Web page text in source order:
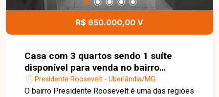
playground, horta, quadra de beach tennis e
portaria 24 horas, proporcionando segurança e
qualidade de vida para toda a família. Entre em
visita para conhecer este excelente imóvel.
R$ 650.000,00 V
Casa com 3 quartos sendo 1 suíte
disponível para venda no bairro
Presidente Roosevelt em Uberlândia-
MG
Presidente Roosevelt - Uberlândia/MG
O bairro Presidente Roosevelt é uma das regiões